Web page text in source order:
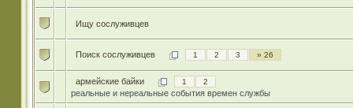
Ищу сослуживцев
Поиск сослуживцев 1 2 3 » 26
армейские байки 1 2
реальные и нереальные события времен службы